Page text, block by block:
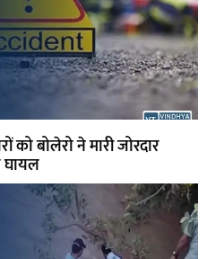
को बोलेरो ने मारी जोरदार
घायल